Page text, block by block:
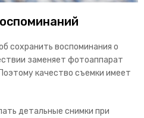
сохранить воспоминания о
заменяет фотоаппарат
качество съемки имеет
детальные снимки при